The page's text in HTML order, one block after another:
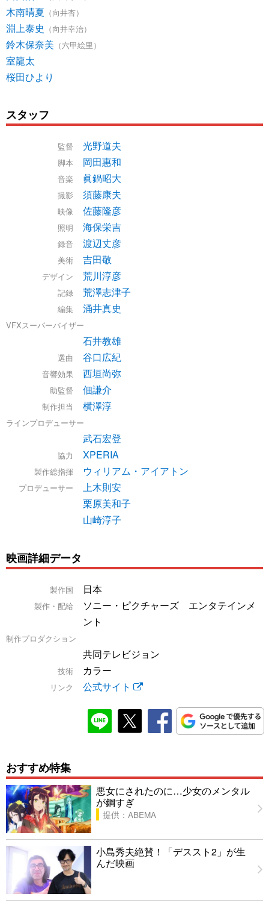
木南晴夏 （向井杏）
淵上泰史 （向井幸治）
鈴木保奈美 （六甲絵里）
室龍太
桜田ひより
スタッフ
監督 光野道夫
脚本 岡田惠和
音楽 眞鍋昭大
撮影 須藤康夫
映像 佐藤隆彦
照明 海保栄吉
録音 渡辺丈彦
美術 吉田敬
デザイン 荒川淳彦
記録 荒澤志津子
編集 涌井真史
VFXスーパーバイザー
石井教雄
選曲 谷口広紀
音響効果 西垣尚弥
助監督 佃謙介
制作担当 横澤淳
ラインプロデューサー
武石宏登
協力 XPERIA
製作総指揮 ウィリアム・アイアトン
プロデューサー
上木則安
栗原美和子
山崎淳子
映画詳細データ
製作国 日本
製作・配給
ソニー・ピクチャーズ エンタテインメ
ント
制作プロダクション
共同テレビジョン
技術 カラー
リンク 公式サイト
おすすめ特集
悪女にされたのに…少女のメンタル
が鋼すぎ
提供：ABEMA
小島秀夫絶賛！「デススト2」が生
んだ映画